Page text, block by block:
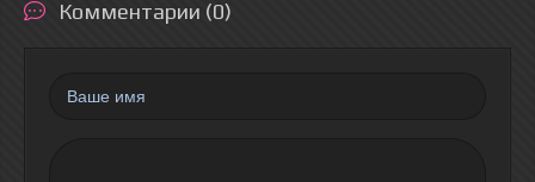
Комментарии (0)